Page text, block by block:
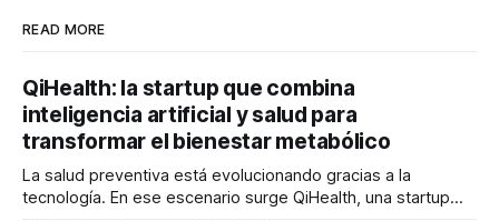
READ MORE
QiHealth: la startup que combina
inteligencia artificial y salud para
transformar el bienestar metabólico
La salud preventiva está evolucionando gracias a la
tecnología. En ese escenario surge QiHealth, una startup